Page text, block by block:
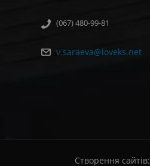
(067) 480-99-81
v.saraeva@loveks.net
Створення сайтів: